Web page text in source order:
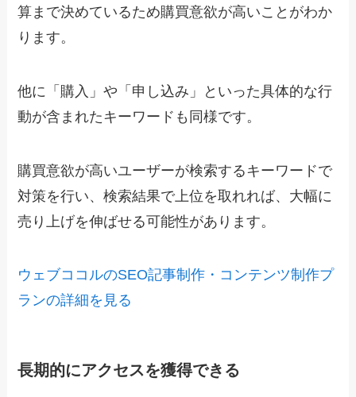
算まで決めているため購買意欲が高いことがわか
ります。
他に「購入」や「申し込み」といった具体的な行
動が含まれたキーワードも同様です。
購買意欲が高いユーザーが検索するキーワードで
対策を行い、検索結果で上位を取れれば、大幅に
売り上げを伸ばせる可能性があります。
ウェブココルのSEO記事制作・コンテンツ制作プ
ランの詳細を見る
長期的にアクセスを獲得できる